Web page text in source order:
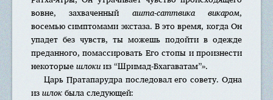
вовне, захваченный ашта-саттвика викаром,
восемью симптомами экстаза. В это время, когда Он
упадет без чувств, ты можешь подойти в одежде
преданного, помассировать Его стопы и произнести
некоторыешлокииз “Шримад-Бхагаватам”».
Царь Пратапарудра последовал его совету. Одна
изшлокбыла следующей: